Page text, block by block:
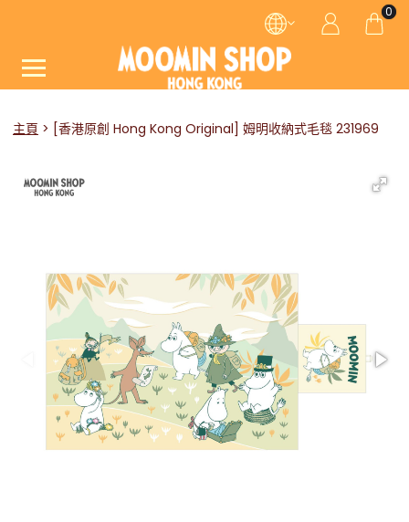
0
主頁 [香港原創 Hong Kong Original] 姆明收納式毛毯 231969